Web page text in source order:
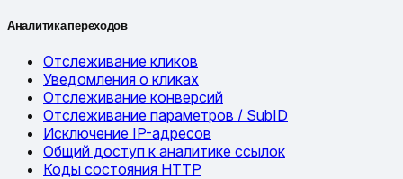
Аналитика переходов
Отслеживание кликов
Уведомления о кликах
Отслеживание конверсий
Отслеживание параметров / SubID
Исключение IP-адресов
Общий доступ к аналитике ссылок
Коды состояния HTTP